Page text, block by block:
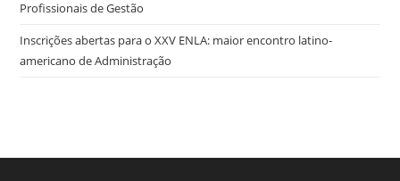
Profissionais de Gestão
Inscrições abertas para o XXV ENLA: maior encontro latino-
americano de Administração